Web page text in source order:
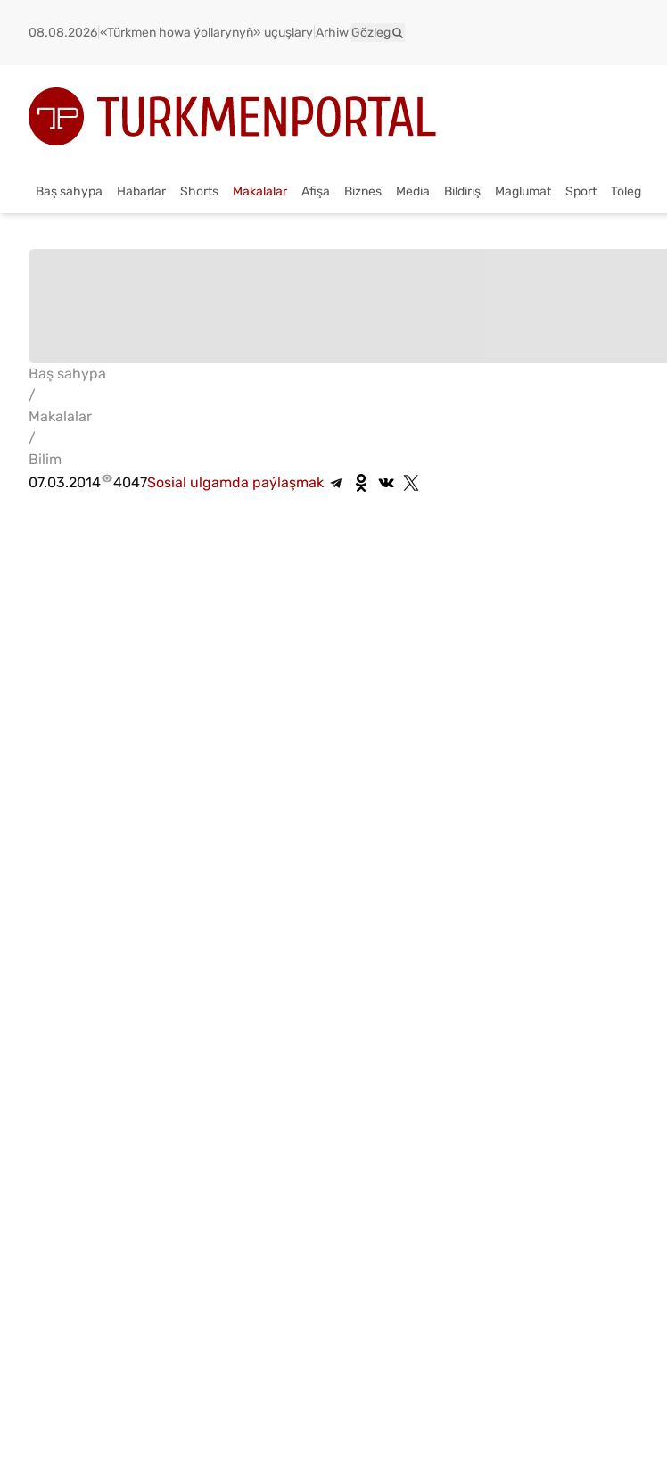
08.08.2026«Türkmen howa ýollarynyň» uçuşlaryArhiw Gözleg
Baş sahypa Habarlar Shorts Makalalar Afişa Biznes Media Bildiriş Maglumat Sport Töleg
Baş sahypa
/
Makalalar
/
Bilim
07.03.2014
4047Sosial ulgamda paýlaşmak